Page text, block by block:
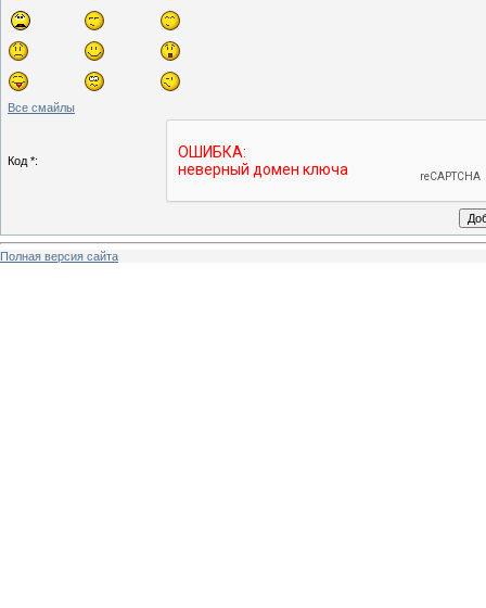
Все смайлы
Код *:
Полная версия сайта